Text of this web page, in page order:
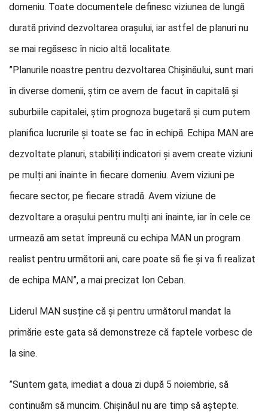
domeniu. Toate documentele definesc viziunea de lungă
durată privind dezvoltarea orașului, iar astfel de planuri nu
se mai regăsesc în nicio altă localitate.
”Planurile noastre pentru dezvoltarea Chișinăului, sunt mari
în diverse domenii, știm ce avem de facut în capitală și
suburbiile capitalei, știm prognoza bugetară și cum putem
planifica lucrurile și toate se fac în echipă. Echipa MAN are
dezvoltate planuri, stabiliți indicatori și avem create viziuni
pe mulți ani înainte în fiecare domeniu. Avem viziuni pe
fiecare sector, pe fiecare stradă. Avem viziune de
dezvoltare a orașului pentru mulți ani înainte, iar în cele ce
urmează am setat împreună cu echipa MAN un program
realist pentru următorii ani, care poate să fie și va fi realizat
de echipa MAN”, a mai precizat Ion Ceban.
Liderul MAN susține că și pentru următorul mandat la
primărie este gata să demonstreze că faptele vorbesc de
la sine.
”Suntem gata, imediat a doua zi după 5 noiembrie, să
continuăm să muncim. Chișinăul nu are timp să aștepte.